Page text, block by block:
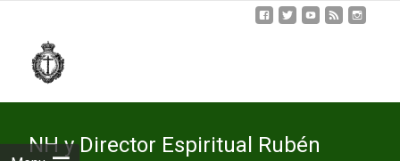
NH y Director Espiritual Rubén